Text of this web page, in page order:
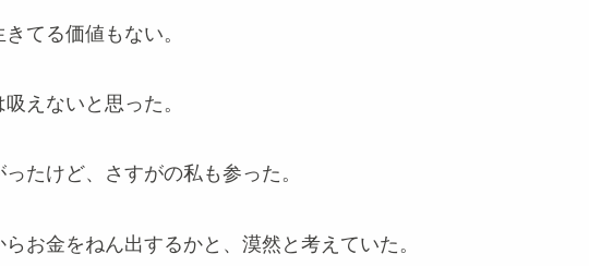
てる価値もない。
えないと思った。
たけど、さすがの私も参った。
お金をねん出するかと、漠然と考えていた。